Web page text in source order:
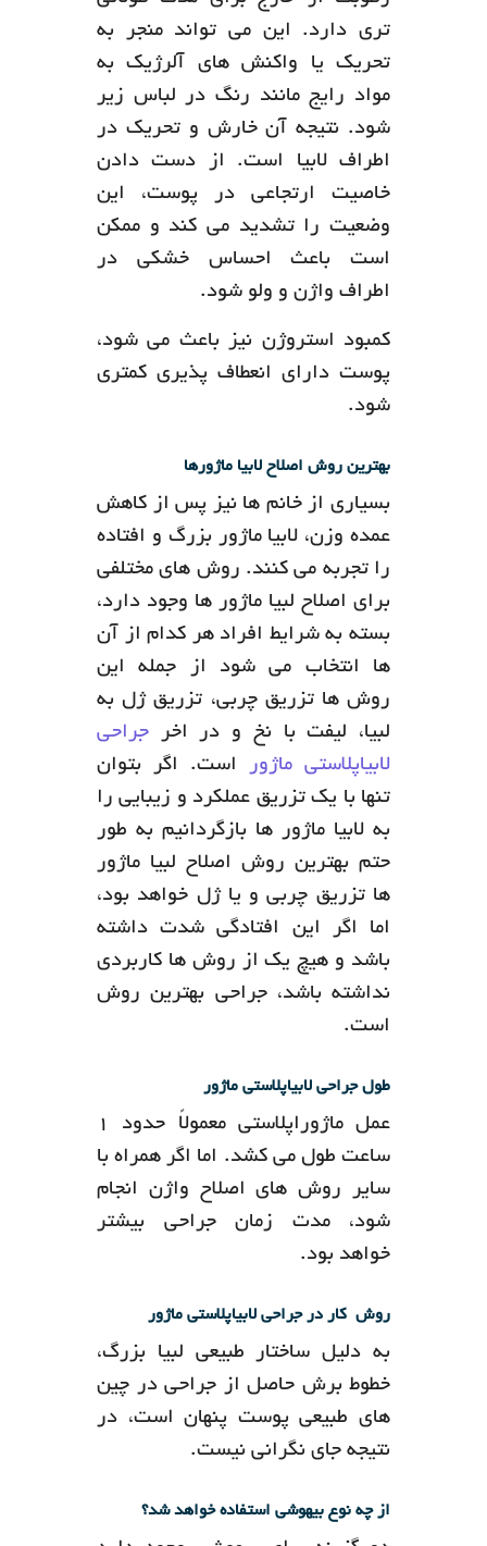
تری دارد. این می تواند منجر به
تحریک یا واکنش های آلرژیک به
مواد رایج مانند رنگ در لباس زیر
شود. نتیجه آن خارش و تحریک در
اطراف لابیا است. از دست دادن
خاصیت ارتجاعی در پوست، این
وضعیت را تشدید می کند و ممکن
است باعث احساس خشکی در
اطراف واژن و ولو شود.
کمبود استروژن نیز باعث می شود،
پوست دارای انعطاف پذیری کمتری
شود.
بهترین روش اصلاح لابیا ماژورها
بسیاری از خانم ها نیز پس از کاهش
عمده وزن، لابیا ماژور بزرگ و افتاده
را تجربه می کنند. روش های مختلفی
برای اصلاح لبیا ماژور ها وجود دارد،
بسته به شرایط افراد هر کدام از آن
ها انتخاب می شود از جمله این
روش ها تزریق چربی، تزریق ژل به
لبیا، لیفت با نخ و در اخر جراحی
لابیاپلاستی ماژور است. اگر بتوان
تنها با یک تزریق عملکرد و زیبایی را
به لابیا ماژور ها بازگردانیم به طور
حتم بهترین روش اصلاح لبیا ماژور
ها تزریق چربی و یا ژل خواهد بود،
اما اگر این افتادگی شدت داشته
باشد و هیچ یک از روش ها کاربردی
نداشته باشد، جراحی بهترین روش
است.
طول جراحی لابیاپلاستی ماژور
عمل ماژوراپلاستی معمولاً حدود 1
ساعت طول می کشد. اما اگر همراه با
سایر روش های اصلاح واژن انجام
شود، مدت زمان جراحی بیشتر
خواهد بود.
روش کار در جراحی لابیاپلاستی ماژور
به دلیل ساختار طبیعی لبیا بزرگ،
خطوط برش حاصل از جراحی در چین
های طبیعی پوست پنهان است، در
نتیجه جای نگرانی نیست.
از چه نوع بیهوشی استفاده خواهد شد؟